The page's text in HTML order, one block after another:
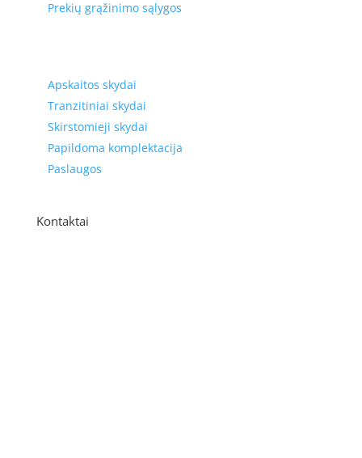
Prekių grąžinimo sąlygos
Apskaitos skydai
Tranzitiniai skydai
Skirstomieji skydai
Papildoma komplektacija
Paslaugos
Kontaktai